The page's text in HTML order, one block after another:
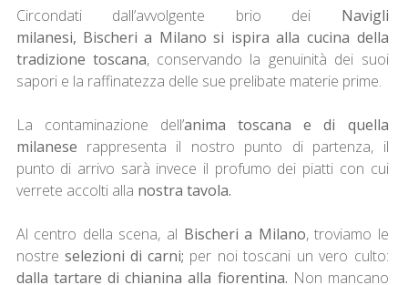
Circondati dall’avvolgente brio dei Navigli
milanesi, Bischeri a Milano si ispira alla cucina della
tradizione toscana, conservando la genuinità dei suoi
sapori e la raffinatezza delle sue prelibate materie prime.
La contaminazione dell’anima toscana e di quella
milanese rappresenta il nostro punto di partenza, il
punto di arrivo sarà invece il profumo dei piatti con cui
verrete accolti alla nostra tavola.
Al centro della scena, al Bischeri a Milano, troviamo le
nostre selezioni di carni; per noi toscani un vero culto:
dalla tartare di chianina alla fiorentina. Non mancano